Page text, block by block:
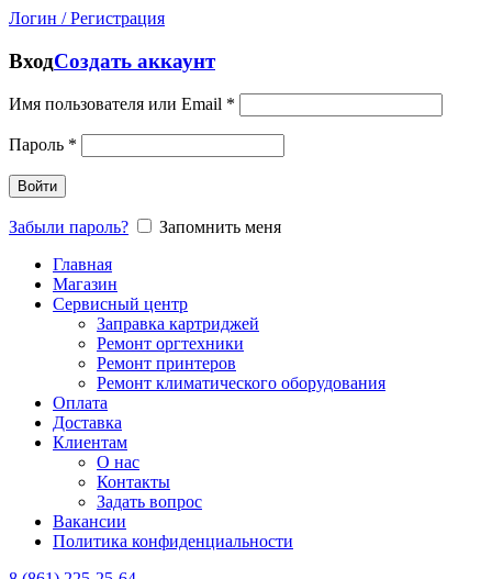
Логин / Регистрация
ВходСоздать аккаунт
Имя пользователя или Email *
Пароль *
Войти
Забыли пароль?
Запомнить меня
Главная
Магазин
Сервисный центр
Заправка картриджей
Ремонт оргтехники
Ремонт принтеров
Ремонт климатического оборудования
Оплата
Доставка
Клиентам
О нас
Контакты
Задать вопрос
Вакансии
Политика конфиденциальности